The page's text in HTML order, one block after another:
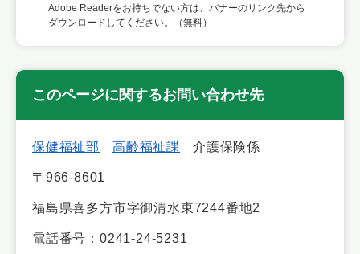
Adobe Readerをお持ちでない方は、バナーのリンク先から
ダウンロードしてください。（無料）
このページに関するお問い合わせ先
保健福祉部 高齢福祉課 介護保険係
〒966-8601
福島県喜多方市字御清水東7244番地2
電話番号：0241-24-5231